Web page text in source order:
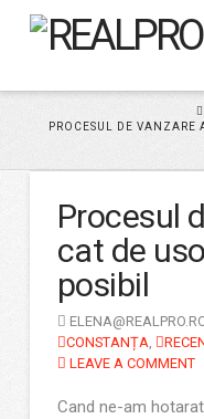
PROCESUL DE VANZARE
Procesul
cat de
posibil
CONSTANȚA
LEAVE A COMMENT
Cand ne-am